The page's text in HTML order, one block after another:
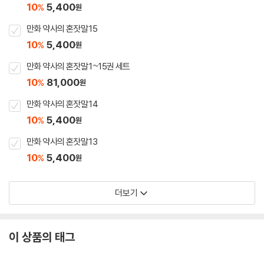
10% 5,400원
만화 약사의 혼잣말 15
10% 5,400원
만화 약사의 혼잣말 1~15권 세트
10% 81,000원
만화 약사의 혼잣말 14
10% 5,400원
만화 약사의 혼잣말 13
10% 5,400원
더보기
이 상품의 태그